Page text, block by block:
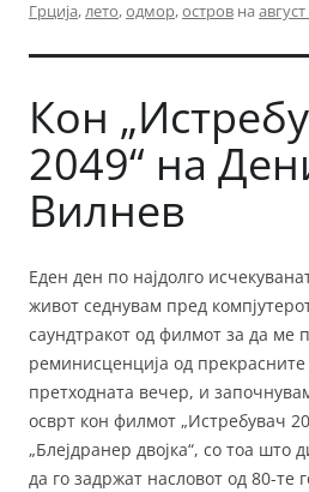
Грција,лето,одмор,остров на
Кон
2049“ на
Вилнев
Еден ден по најдолго
живот седнувам пред
саундтракот од филмот за да ме
реминисценција од
претходната вечер, и
осврт кон филмот „Истребувач
„Блејдранер двојка“, со тоа што
да го задржат насловот од 80-те